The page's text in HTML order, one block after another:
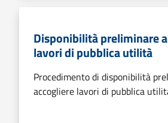
Disponibilità preliminare
lavori di pubblica utilità
Procedimento di disponibilità
accogliere lavori di pubblica